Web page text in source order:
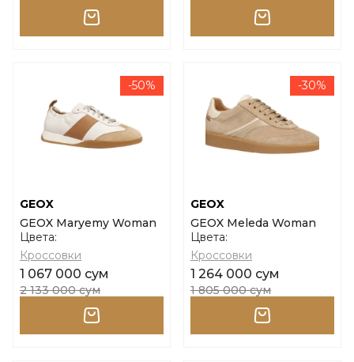
-50%
GEOX
GEOX Maryemy Woman
Цвета:
Кроссовки
1 067 000 сум
2 133 000 сум
-30%
GEOX
GEOX Meleda Woman
Цвета:
Кроссовки
1 264 000 сум
1 805 000 сум